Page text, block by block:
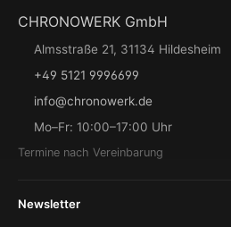
CHRONOWERK GmbH
Almsstraße 21, 31134 Hildesheim
+49 5121 9996699
info@chronowerk.de
Mo–Fr: 10:00–17:00 Uhr
Termine nach Vereinbarung
Newsletter